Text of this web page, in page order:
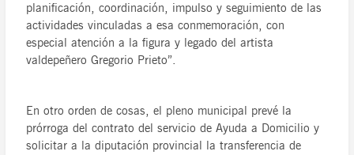
planificación, coordinación, impulso y seguimiento de las
actividades vinculadas a esa conmemoración, con
especial atención a la figura y legado del artista
valdepeñero Gregorio Prieto”.
En otro orden de cosas, el pleno municipal prevé la
prórroga del contrato del servicio de Ayuda a Domicilio y
solicitar a la diputación provincial la transferencia de